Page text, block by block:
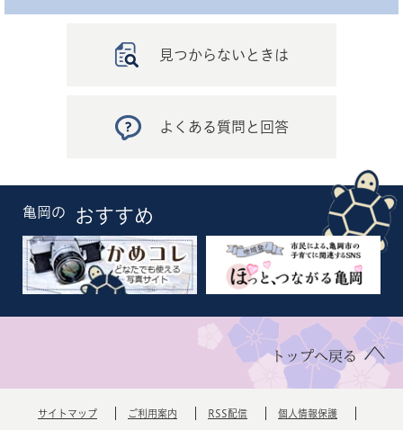
見つからないときは
よくある質問と回答
亀岡の おすすめ
トップへ戻る
サイトマップ ご利用案内 RSS配信 個人情報保護